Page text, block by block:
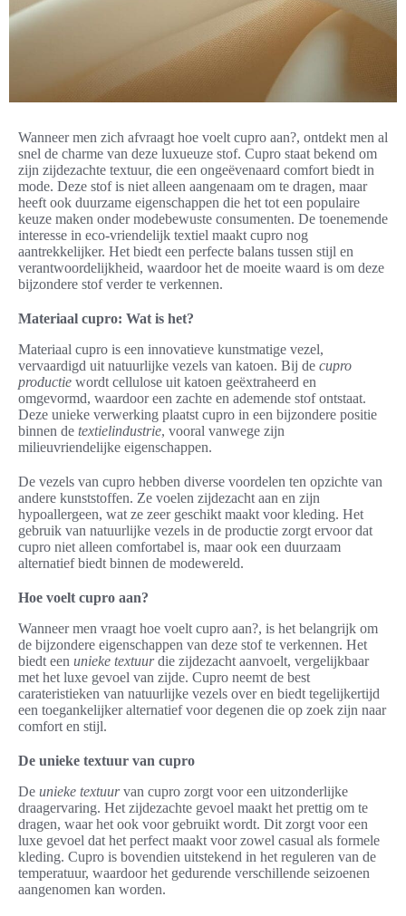
Wanneer men zich afvraagt hoe voelt cupro aan?, ontdekt men al
snel de charme van deze luxueuze stof. Cupro staat bekend om
zijn zijdezachte textuur, die een ongeëvenaard comfort biedt in
mode. Deze stof is niet alleen aangenaam om te dragen, maar
heeft ook duurzame eigenschappen die het tot een populaire
keuze maken onder modebewuste consumenten. De toenemende
interesse in eco-vriendelijk textiel maakt cupro nog
aantrekkelijker. Het biedt een perfecte balans tussen stijl en
verantwoordelijkheid, waardoor het de moeite waard is om deze
bijzondere stof verder te verkennen.
Materiaal cupro: Wat is het?
Materiaal cupro is een innovatieve kunstmatige vezel,
vervaardigd uit natuurlijke vezels van katoen. Bij de cupro
productie wordt cellulose uit katoen geëxtraheerd en
omgevormd, waardoor een zachte en ademende stof ontstaat.
Deze unieke verwerking plaatst cupro in een bijzondere positie
binnen de textielindustrie, vooral vanwege zijn
milieuvriendelijke eigenschappen.
De vezels van cupro hebben diverse voordelen ten opzichte van
andere kunststoffen. Ze voelen zijdezacht aan en zijn
hypoallergeen, wat ze zeer geschikt maakt voor kleding. Het
gebruik van natuurlijke vezels in de productie zorgt ervoor dat
cupro niet alleen comfortabel is, maar ook een duurzaam
alternatief biedt binnen de modewereld.
Hoe voelt cupro aan?
Wanneer men vraagt hoe voelt cupro aan?, is het belangrijk om
de bijzondere eigenschappen van deze stof te verkennen. Het
biedt een unieke textuurdie zijdezacht aanvoelt, vergelijkbaar
met het luxe gevoel van zijde. Cupro neemt de best
carateristieken van natuurlijke vezels over en biedt tegelijkertijd
een toegankelijker alternatief voor degenen die op zoek zijn naar
comfort en stijl.
De unieke textuur van cupro
De unieke textuurvan cupro zorgt voor een uitzonderlijke
draagervaring. Het zijdezachte gevoel maakt het prettig om te
dragen, waar het ook voor gebruikt wordt. Dit zorgt voor een
luxe gevoel dat het perfect maakt voor zowel casual als formele
kleding. Cupro is bovendien uitstekend in het reguleren van de
temperatuur, waardoor het gedurende verschillende seizoenen
aangenomen kan worden.